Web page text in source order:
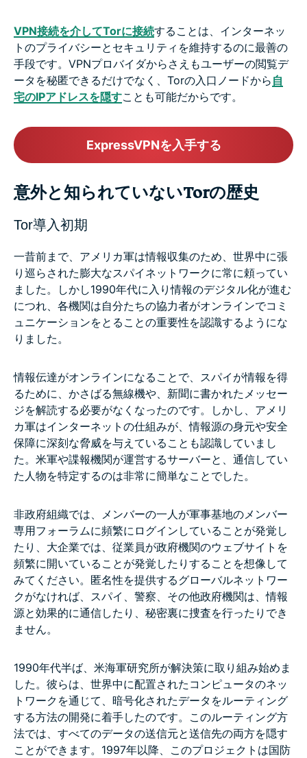
VPN接続を介してTorに接続することは、インターネッ
トのプライバシーとセキュリティを維持するのに最善の
手段です。VPNプロバイダからさえもユーザーの閲覧デ
ータを秘匿できるだけでなく、Torの入口ノードから 自
宅のIPアドレスを隠すことも可能だからです。
ExpressVPNを入手する
意外と知られていないTorの歴史
Tor導入初期
一昔前まで、アメリカ軍は情報収集のため、世界中に張
り巡らされた膨大なスパイネットワークに常に頼ってい
ました。しかし1990年代に入り情報のデジタル化が進む
につれ、各機関は自分たちの協力者がオンラインでコミ
ュニケーションをとることの重要性を認識するようにな
りました。
情報伝達がオンラインになることで、スパイが情報を得
るために、かさばる無線機や、新聞に書かれたメッセー
ジを解読する必要がなくなったのです。しかし、アメリ
カ軍はインターネットの仕組みが、情報源の身元や安全
保障に深刻な脅威を与えていることも認識していまし
た。米軍や諜報機関が運営するサーバーと、通信してい
た人物を特定するのは非常に簡単なことでした。
非政府組織では、メンバーの一人が軍事基地のメンバー
専用フォーラムに頻繁にログインしていることが発覚し
たり、大企業では、従業員が政府機関のウェブサイトを
頻繁に開いていることが発覚したりすることを想像して
みてください。匿名性を提供するグローバルネットワー
クがなければ、スパイ、警察、その他政府機関は、情報
源と効果的に通信したり、秘密裏に捜査を行ったりでき
ません。
1990年代半ば、米海軍研究所が解決策に取り組み始めま
した。彼らは、世界中に配置されたコンピュータのネッ
トワークを通じて、暗号化されたデータをルーティング
する方法の開発に着手したのです。このルーティング方
法では、すべてのデータの送信元と送信先の両方を隠す
ことができます。1997年以降、このプロジェクトは国防